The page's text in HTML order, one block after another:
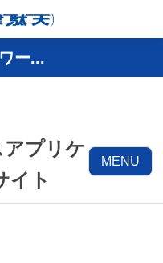
ー...
アプリケ
イト
MENU